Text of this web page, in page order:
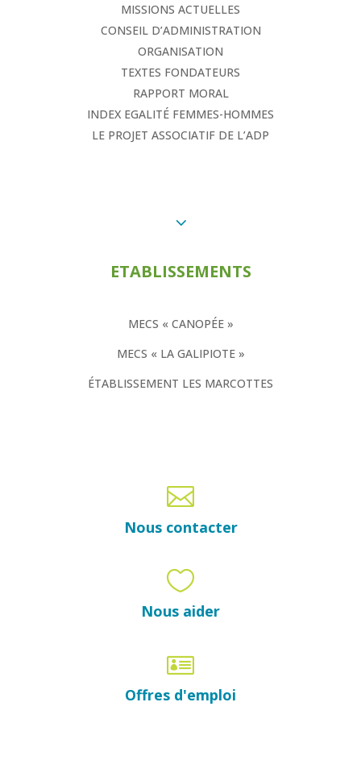
MISSIONS ACTUELLES
CONSEIL D’ADMINISTRATION
ORGANISATION
TEXTES FONDATEURS
RAPPORT MORAL
INDEX EGALITÉ FEMMES-HOMMES
LE PROJET ASSOCIATIF DE L’ADP
3
ETABLISSEMENTS
MECS « CANOPÉE »
MECS « LA GALIPIOTE »
ÉTABLISSEMENT LES MARCOTTES

Nous contacter

Nous aider

Offres d'emploi